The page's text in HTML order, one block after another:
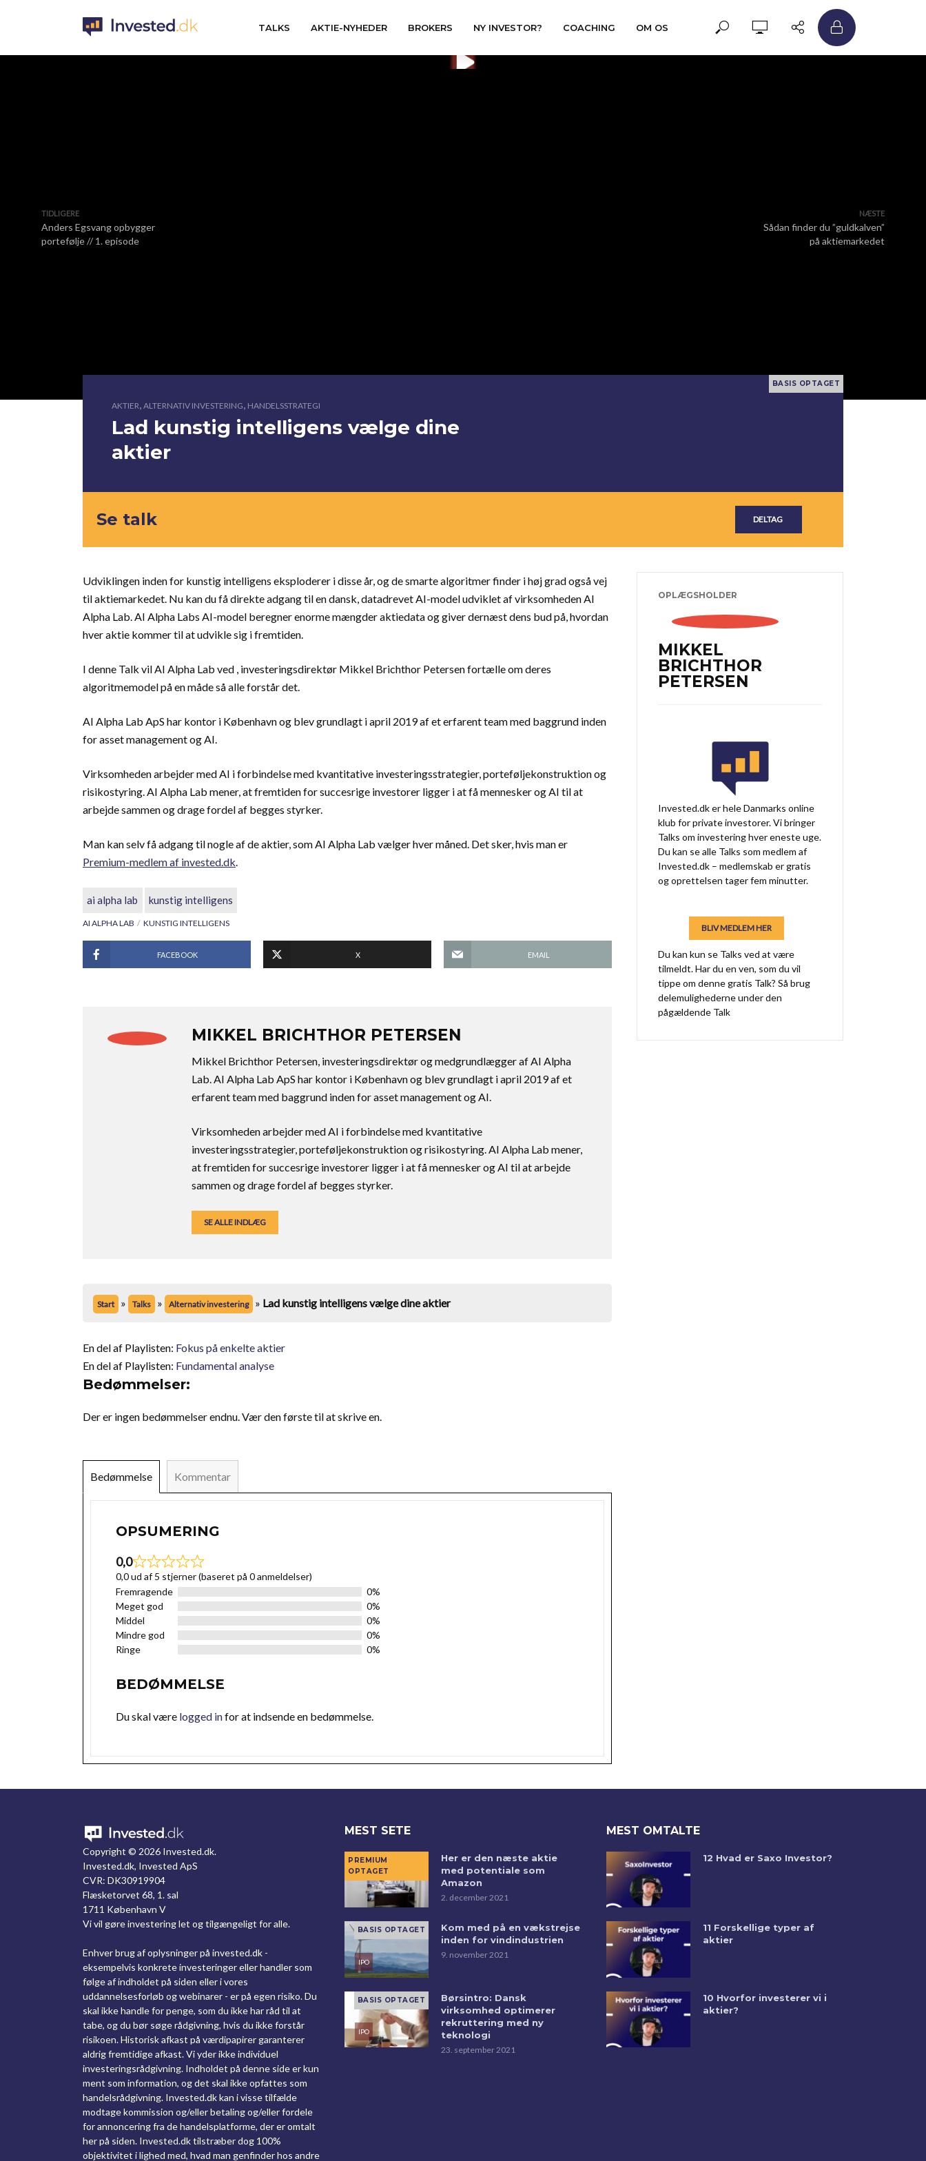
TALKS AKTIE-NYHEDER BROKERS NY INVESTOR? COACHING OM OS
TIDLIGERE
Anders Egsvang opbygger
portefølje // 1. episode
NÆSTE
Sådan finder du ”guldkalven”
på aktiemarkedet
AKTIER, ALTERNATIV INVESTERING, HANDELSSTRATEGI
Lad kunstig intelligens vælge dine
aktier
Se talk
Udviklingen inden for kunstig intelligens eksploderer i disse år, og de smarte algoritmer finder i høj grad også vej
til aktiemarkedet. Nu kan du få direkte adgang til en dansk, datadrevet AI-model udviklet af virksomheden AI
Alpha Lab. AI Alpha Labs AI-model beregner enorme mængder aktiedata og giver dernæst dens bud på, hvordan
hver aktie kommer til at udvikle sig i fremtiden.
I denne Talk vil AI Alpha Lab ved , investeringsdirektør Mikkel Brichthor Petersen fortælle om deres
algoritmemodel på en måde så alle forstår det.
AI Alpha Lab ApS har kontor i København og blev grundlagt i april 2019 af et erfarent team med baggrund inden
for asset management og AI.
Virksomheden arbejder med AI i forbindelse med kvantitative investeringsstrategier, porteføljekonstruktion og
risikostyring. AI Alpha Lab mener, at fremtiden for succesrige investorer ligger i at få mennesker og AI til at
arbejde sammen og drage fordel af begges styrker.
Man kan selv få adgang til nogle af de aktier, som AI Alpha Lab vælger hver måned. Det sker, hvis man er
Premium-medlem af invested.dk.
ai alpha lab kunstig intelligens
AI ALPHA LAB KUNSTIG INTELLIGENS
FACEBOOK X EMAIL
MIKKEL BRICHTHOR PETERSEN
Mikkel Brichthor Petersen, investeringsdirektør og medgrundlægger af AI Alpha
Lab. AI Alpha Lab ApS har kontor i København og blev grundlagt i april 2019 af et
erfarent team med baggrund inden for asset management og AI.
Virksomheden arbejder med AI i forbindelse med kvantitative
investeringsstrategier, porteføljekonstruktion og risikostyring. AI Alpha Lab mener,
at fremtiden for succesrige investorer ligger i at få mennesker og AI til at arbejde
sammen og drage fordel af begges styrker.
SE ALLE INDLÆG
Start » Talks » Alternativ investering » Lad kunstig intelligens vælge dine aktier
En del af Playlisten: Fokus på enkelte aktier
En del af Playlisten: Fundamental analyse
Bedømmelser:
Der er ingen bedømmelser endnu. Vær den første til at skrive en.
Bedømmelse Kommentar
OPSUMERING
0,0
0,0 ud af 5 stjerner (baseret på 0 anmeldelser)
Fremragende
0%
Meget god
0%
Middel
0%
Mindre god
0%
Ringe
0%
BEDØMMELSE
Du skal være logged infor at indsende en bedømmelse.
OPLÆGSHOLDER
MIKKEL
BRICHTHOR
PETERSEN
Invested.dk er hele Danmarks online
klub for private investorer. Vi bringer
Talks om investering hver eneste uge.
Du kan se alle Talks som medlem af
Invested.dk – medlemskab er gratis
og oprettelsen tager fem minutter.
BLIV MEDLEM HER
Du kan kun se Talks ved at være
tilmeldt. Har du en ven, som du vil
tippe om denne gratis Talk? Så brug
delemulighederne under den
pågældende Talk
Copyright © 2026 Invested.dk.
Invested.dk, Invested ApS
CVR: DK30919904
Flæsketorvet 68, 1. sal
1711 København V
Vi vil gøre investering let og tilgængeligt for alle.
Enhver brug af oplysninger på invested.dk -
eksempelvis konkrete investeringer eller handler som
følge af indholdet på siden eller i vores
uddannelsesforløb og webinarer - er på egen risiko. Du
skal ikke handle for penge, som du ikke har råd til at
tabe, og du bør søge rådgivning, hvis du ikke forstår
risikoen. Historisk afkast på værdipapirer garanterer
aldrig fremtidige afkast. Vi yder ikke individuel
investeringsrådgivning. Indholdet på denne side er kun
ment som information, og det skal ikke opfattes som
handelsrådgivning. Invested.dk kan i visse tilfælde
modtage kommission og/eller betaling og/eller fordele
for annoncering fra de handelsplatforme, der er omtalt
her på siden. Invested.dk tilstræber dog 100%
objektivitet i lighed med, hvad man genfinder hos andre
MEST SETE
Her er den næste aktie
med potentiale som
Amazon
2. december 2021
Kom med på en vækstrejse
inden for vindindustrien
9. november 2021
Børsintro: Dansk
virksomhed optimerer
rekruttering med ny
teknologi
23. september 2021
MEST OMTALTE
12 Hvad er Saxo Investor?
11 Forskellige typer af
aktier
10 Hvorfor investerer vi i
aktier?